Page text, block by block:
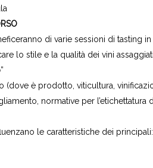
di varie sessioni di tasting in
lo stile e la qualità dei vini assaggiati.
”
(dove è prodotto, viticultura,
normative per l’etichettatura
le caratteristiche dei principali: